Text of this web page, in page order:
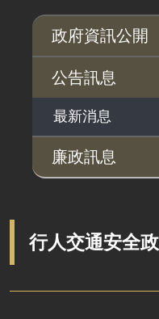
政府資訊公開
行政指導有關文
支付或接受補助
個人資料保護專
公告訊息
最新消息
廉政訊息
行人交通安全